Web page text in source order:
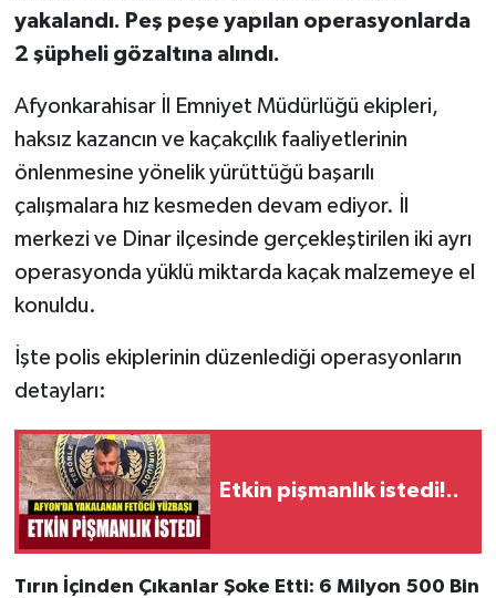
yakalandı. Peş peşe yapılan operasyonlarda
2 şüpheli gözaltına alındı.
Afyonkarahisar İl Emniyet Müdürlüğü ekipleri,
haksız kazancın ve kaçakçılık faaliyetlerinin
önlenmesine yönelik yürüttüğü başarılı
çalışmalara hız kesmeden devam ediyor. İl
merkezi ve Dinar ilçesinde gerçekleştirilen iki ayrı
operasyonda yüklü miktarda kaçak malzemeye el
konuldu.
İşte polis ekiplerinin düzenlediği operasyonların
detayları:
Etkin pişmanlık istedi!..
Tırın İçinden Çıkanlar Şoke Etti: 6 Milyon 500 Bin